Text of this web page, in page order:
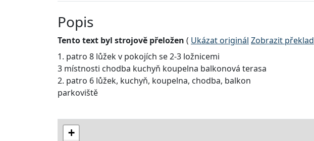
Popis
Tento text byl strojově přeložen ( Ukázat originál Zobrazit překlad
1. patro 8 lůžek v pokojích se 2-3 ložnicemi
3 místnosti chodba kuchyň koupelna balkonová terasa
2. patro 6 lůžek, kuchyň, koupelna, chodba, balkon
parkoviště
+